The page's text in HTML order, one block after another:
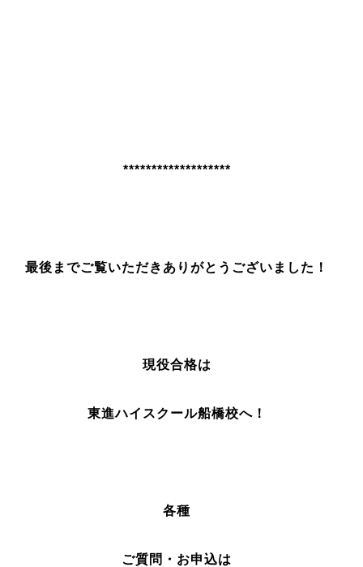
*******************
最後までご覧いただきありがとうございました！
現役合格は
東進ハイスクール船橋校へ！
各種
ご質問・お申込は